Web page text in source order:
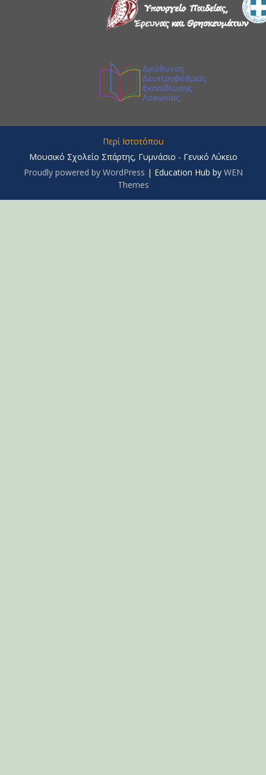
Περί Ιστοτόπου
Μουσικό Σχολείο Σπάρτης, Γυμνάσιο - Γενικό Λύκειο
Proudly powered by WordPress | Education Hub by WEN
Themes